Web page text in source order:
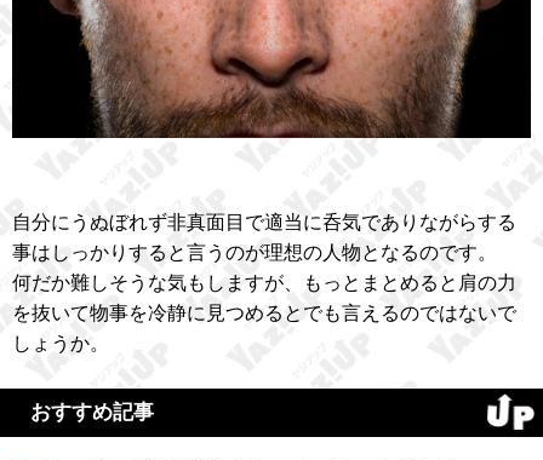
自分にうぬぼれず非真面目で適当に呑気でありながらする
事はしっかりすると言うのが理想の人物となるのです。
何だか難しそうな気もしますが、もっとまとめると肩の力
を抜いて物事を冷静に見つめるとでも言えるのではないで
しょうか。
おすすめ記事